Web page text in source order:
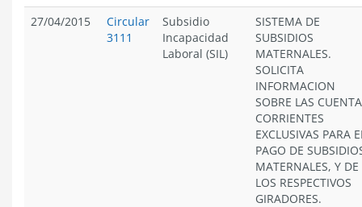
27/04/2015
Circular
3111
Subsidio
Incapacidad
Laboral (SIL)
SISTEMA DE
SUBSIDIOS
MATERNALES.
SOLICITA
INFORMACION
SOBRE LAS
CORRIENTES
EXCLUSIVAS PARA
PAGO DE
MATERNALES, Y DE
LOS RESPECTIVOS
GIRADORES.